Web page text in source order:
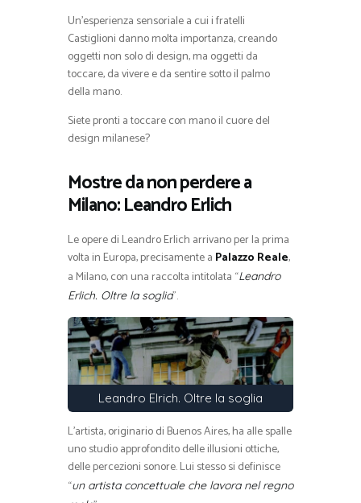
Un’esperienza sensoriale a cui i fratelli
Castiglioni danno molta importanza, creando
oggetti non solo di design, ma oggetti da
toccare, da vivere e da sentire sotto il palmo
della mano.
Siete pronti a toccare con mano il cuore del
design milanese?
Mostre da non perdere a
Milano: Leandro Erlich
Le opere di Leandro Erlich arrivano per la prima
volta in Europa, precisamente a Palazzo Reale,
a Milano, con una raccolta intitolata “Leandro
Erlich. Oltre la soglia”.
Leandro Elrich. Oltre la soglia
L’artista, originario di Buenos Aires, ha alle spalle
uno studio approfondito delle illusioni ottiche,
delle percezioni sonore. Lui stesso si definisce
“un artista concettuale che lavora nel regno